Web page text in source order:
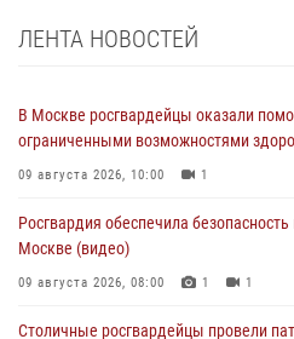
ЛЕНТА НОВОСТЕЙ
В Москве росгвардейцы оказали
ограниченными возможностями
09 августа 2026, 10:00 1
Росгвардия обеспечила
Москве (видео)
09 августа 2026, 08:00 1 1
Столичные росгвардейцы провели